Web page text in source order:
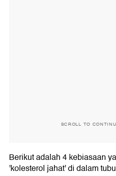
SCROLL TO
Berikut adalah 4 kebiasaan
'kolesterol jahat' di dalam